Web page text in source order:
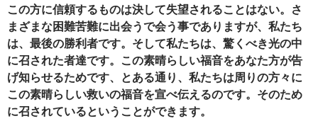
この方に信頼するものは決して失望されることはない。さ
まざまな困難苦難に出会うで会う事でありますが、私たち
は、最後の勝利者です。そして私たちは、驚くべき光の中
に召された者達です。この素晴らしい福音をあなた方が告
げ知らせるためです、とある通り、私たちは周りの方々に
この素晴らしい救いの福音を宣べ伝えるのです。そのため
に召されているということができます。